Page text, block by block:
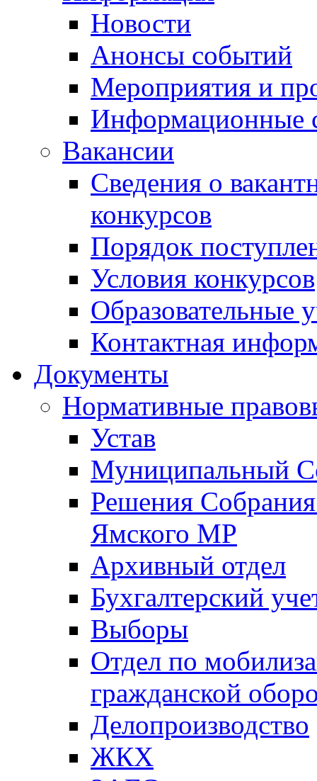
Новости
Анонсы событий
Мероприятия и
Информационные
Вакансии
Сведения о
конкурсов
Порядок
Условия конкурсов
Образовательные
Контактная
Документы
Нормативные
Устав
Муниципальный
Решения
Ямского МР
Архивный отдел
Бухгалтерский
Выборы
Отдел по
гражданской
Делопроизводство
ЖКХ